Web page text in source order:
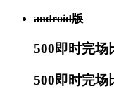
android版
500即时完场
500即时完场